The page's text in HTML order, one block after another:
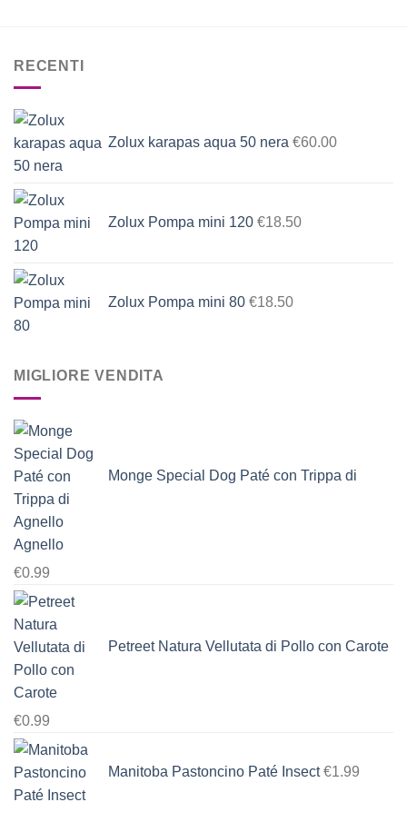
RECENTI
Zolux karapas aqua 50 nera €60.00
Zolux Pompa mini 120 €18.50
Zolux Pompa mini 80 €18.50
MIGLIORE VENDITA
Monge Special Dog Paté con Trippa di
Agnello
€0.99
Petreet Natura Vellutata di Pollo con Carote
€0.99
Manitoba Pastoncino Paté Insect €1.99